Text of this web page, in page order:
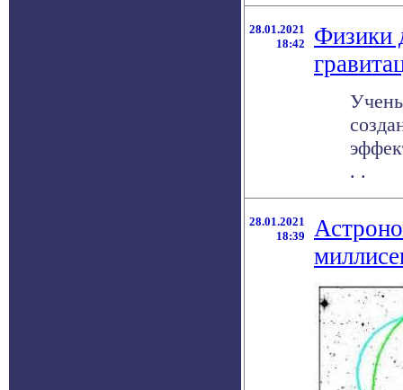
28.01.2021
18:42
Физики
. .
28.01.2021
18:39